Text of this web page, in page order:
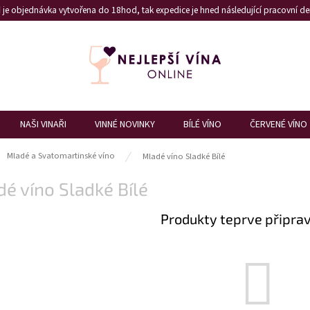
objednávka vytvořena do 18hod, tak expedice je hned následující pracovní
NAŠI VINAŘI VINNÉ NOVINKY BÍLÉ VÍNO ČERVENÉ VÍNO
Mladé a Svatomartinské víno Mladé víno Sladké Bílé
víno Sladké Bílé
Produkty teprve